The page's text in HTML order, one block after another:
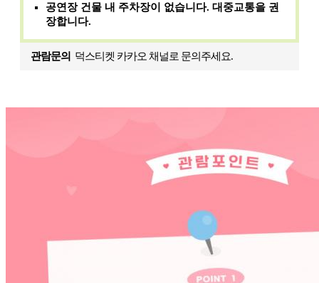
공연장 건물 내 주차장이 없습니다. 대중교통을 권
장합니다.
관람문의 덕스티켓 카카오 채널로 문의주세요.